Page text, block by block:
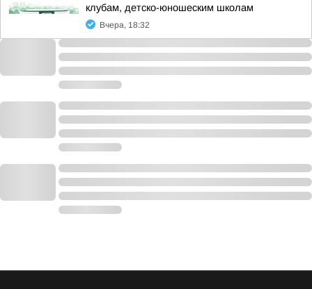
клубам, детско-юношеским школам
Вчера, 18:32